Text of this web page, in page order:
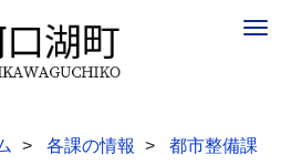
各課の情報
都市整備課